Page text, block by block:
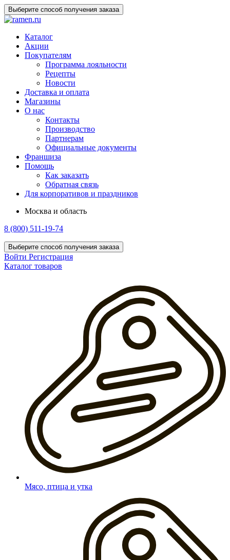
Выберите способ получения заказа
Каталог
Акции
Покупателям
Программа лояльности
Рецепты
Новости
Доставка и оплата
Магазины
О нас
Контакты
Производство
Партнерам
Официальные документы
Франшиза
Помощь
Как заказать
Обратная связь
Для корпоративов и праздников
Москва и область
8 (800) 511-19-74
Выберите способ получения заказа
Войти Регистрация
Каталог товаров
Мясо, птица и утка